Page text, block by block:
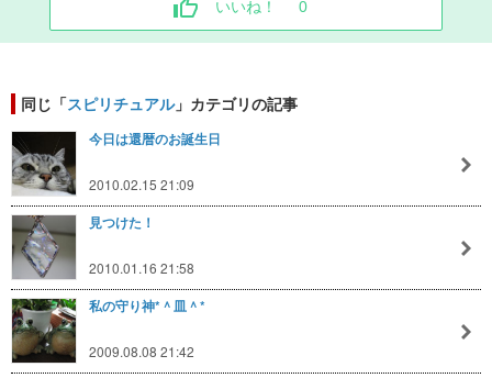
いいね！ 0
同じ「スピリチュアル」カテゴリの記事
今日は還暦のお誕生日
2010.02.15 21:09
見つけた！
2010.01.16 21:58
私の守り神*＾皿＾*
2009.08.08 21:42